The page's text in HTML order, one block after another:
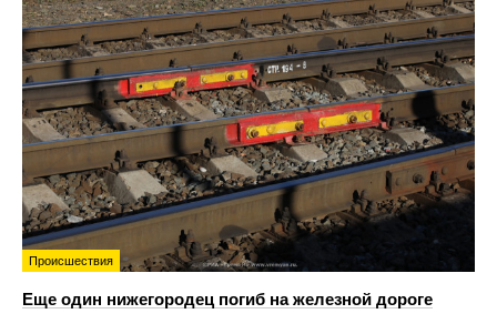
Происшествия
Еще один нижегородец погиб на железной дороге